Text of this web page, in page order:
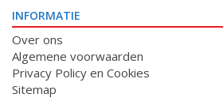
INFORMATIE
Over ons
Algemene voorwaarden
Privacy Policy en Cookies
Sitemap